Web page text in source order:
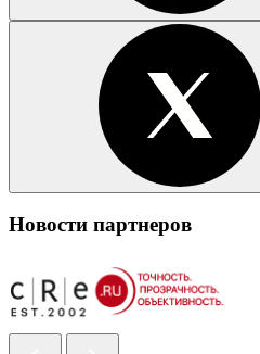
Новости партнеров